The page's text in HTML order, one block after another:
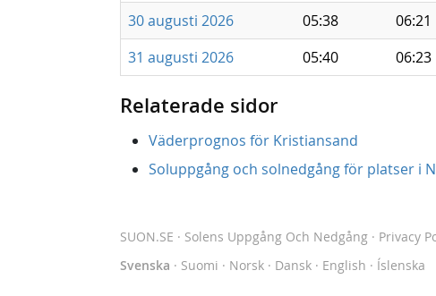
30 augusti 2026
05:38 06:21
31 augusti 2026
05:40 06:23
Relaterade sidor
Väderprognos för Kristiansand
Soluppgång och solnedgång för platser i
SUON.SE · Solens Uppgång Och Nedgång · Privacy
Svenska · Suomi · Norsk · Dansk · English · Íslenska